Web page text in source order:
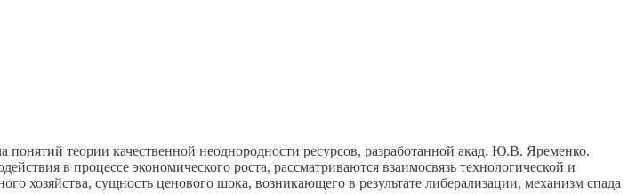
теории качественной неоднородности ресурсов, разработанной акад. Ю.В. Яременко.
в процессе экономического роста, рассматриваются взаимосвязь технологической и
хозяйства, сущность ценового шока, возникающего в результате либерализации, механизм спада